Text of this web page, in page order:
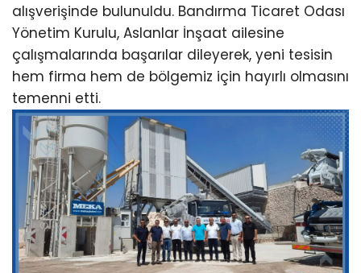
alışverişinde bulunuldu. Bandırma Ticaret Odası
Yönetim Kurulu, Aslanlar İnşaat ailesine
çalışmalarında başarılar dileyerek, yeni tesisin
hem firma hem de bölgemiz için hayırlı olmasını
temenni etti.